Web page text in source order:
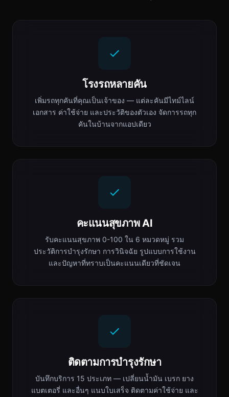
โรงรถหลายคัน
เพิ่มรถทุกคันที่คุณเป็นเจ้าของ — แต่ละคันมีไทม์ไลน์
เอกสาร ค่าใช้จ่าย และประวัติของตัวเอง จัดการรถทุก
คันในบ้านจากแอปเดียว
คะแนนสุขภาพ AI
รับคะแนนสุขภาพ 0-100 ใน 6 หมวดหมู่ รวม
ประวัติการบำรุงรักษา การวินิจฉัย รูปแบบการใช้งาน
และปัญหาที่ทราบเป็นคะแนนเดียวที่ชัดเจน
ติดตามการบำรุงรักษา
บันทึกบริการ 15 ประเภท — เปลี่ยนน้ำมัน เบรก ยาง
แบตเตอรี่ และอื่นๆ แนบใบเสร็จ ติดตามค่าใช้จ่าย และ